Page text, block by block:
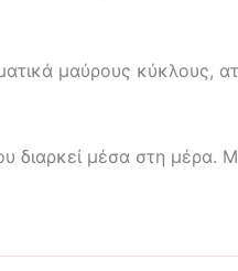
μαύρους κύκλους,
μέσα στη μέρα.